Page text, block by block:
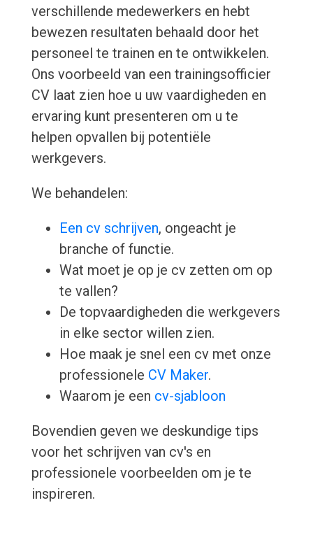
verschillende medewerkers en hebt
bewezen resultaten behaald door het
personeel te trainen en te ontwikkelen.
Ons voorbeeld van een trainingsofficier
CV laat zien hoe u uw vaardigheden en
ervaring kunt presenteren om u te
helpen opvallen bij potentiële
werkgevers.
We behandelen:
Een cv schrijven, ongeacht je
branche of functie.
Wat moet je op je cv zetten om op
te vallen?
De topvaardigheden die werkgevers
in elke sector willen zien.
Hoe maak je snel een cv met onze
professionele CV Maker.
Waarom je een cv-sjabloon
Bovendien geven we deskundige tips
voor het schrijven van cv's en
professionele voorbeelden om je te
inspireren.